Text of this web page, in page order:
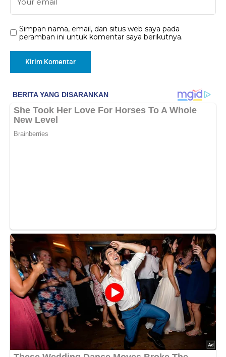
Simpan nama, email, dan situs web saya pada
peramban ini untuk komentar saya berikutnya.